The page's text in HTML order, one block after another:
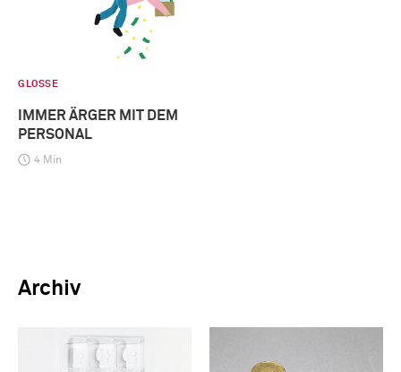
GLOSSE
IMMER ÄRGER MIT DEM
PERSONAL
4 Min
Archiv